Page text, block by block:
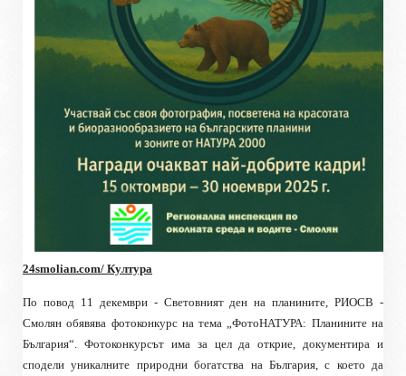
24smolian.com/ Култура
По повод 11 декември - Световният ден на планините, РИОСВ -
Смолян обявява фотоконкурс на тема „ФотоНАТУРА: Планините на
България“. Фотоконкурсът има за цел да открие, документира и
сподели уникалните природни богатства на България, с което да